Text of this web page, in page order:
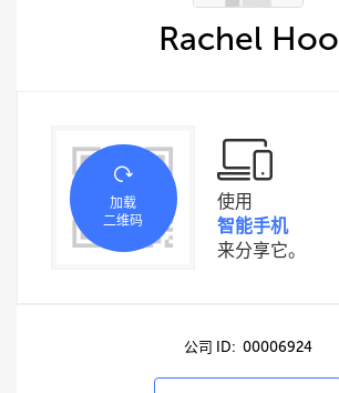
Rachel Hoo
加载
二维码
使用
智能手机
来分享它。
公司 ID: 00006924